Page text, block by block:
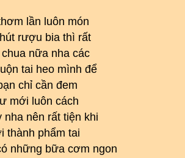
lần luôn món
rượu bia thì rất
nữa nha các
tai heo mình để
chỉ cần đem
mới luôn cách
nên rất tiện khi
thành phẩm tai
những bữa cơm ngon